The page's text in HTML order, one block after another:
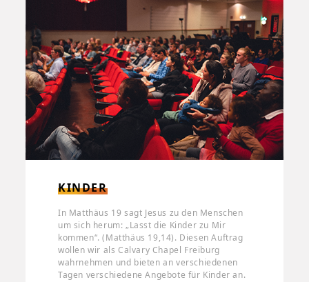
KINDER
In Matthäus 19 sagt Jesus zu den Menschen
um sich herum: „Lasst die Kinder zu Mir
kommen“. (Matthäus 19,14). Diesen Auftrag
wollen wir als Calvary Chapel Freiburg
wahrnehmen und bieten an verschiedenen
Tagen verschiedene Angebote für Kinder an.